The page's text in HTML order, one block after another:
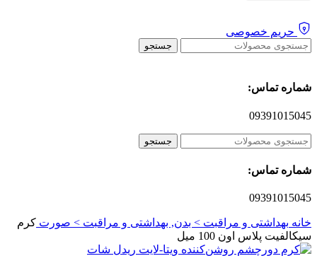
حریم خصوصی
جستجو
شماره تماس:
09391015045
جستجو
شماره تماس:
09391015045
خانه بهداشتی و مراقبت > بدن, بهداشتی و مراقبت > صورت کرم
سیکالفیت پلاس اون 100 میل